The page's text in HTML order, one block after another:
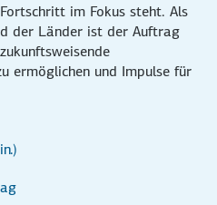
im Fokus steht. Als
der Länder ist der Auftrag
ermöglichen und Impulse für